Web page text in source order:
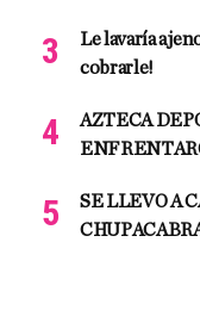
Le lavaría
cobrarle!
AZTECA
SE LLEVO A